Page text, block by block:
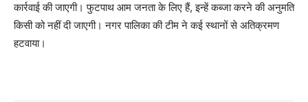
कार्रवाई की जाएगी। फुटपाथ आम जनता के लिए हैं, इन्हें कब्जा करने की अनुमति
किसी को नहीं दी जाएगी। नगर पालिका की टीम ने कई स्थानों से अतिक्रमण
हटवाया।